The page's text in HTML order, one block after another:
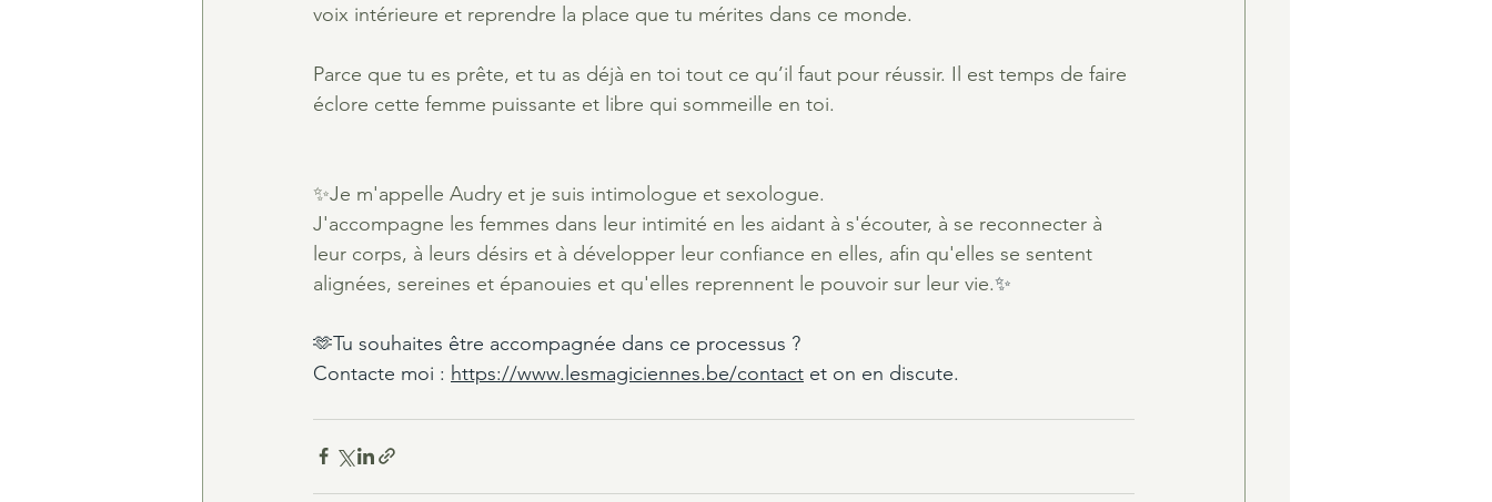
voix intérieure et reprendre la place que tu mérites dans ce monde.
Parce que tu es prête, et tu as déjà en toi tout ce qu’il faut pour réussir. Il est temps de faire
éclore cette femme puissante et libre qui sommeille en toi.
✨Je m'appelle Audry et je suis intimologue et sexologue.
J'accompagne les femmes dans leur intimité en les aidant à s'écouter, à se reconnecter à
leur corps, à leurs désirs et à développer leur confiance en elles, afin qu'elles se sentent
alignées, sereines et épanouies et qu'elles reprennent le pouvoir sur leur vie.✨
🫶Tu souhaites être accompagnée dans ce processus ?
Contacte moi : https://www.lesmagiciennes.be/contact et on en discute.